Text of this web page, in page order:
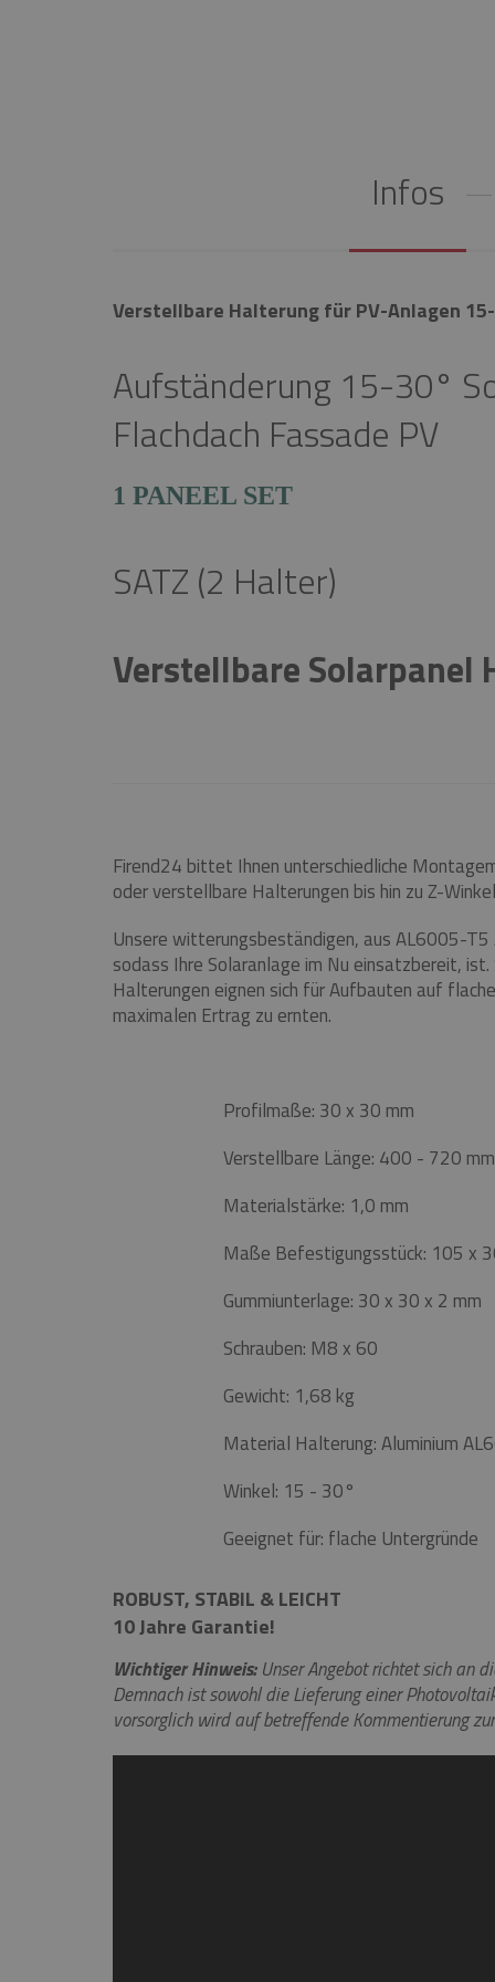
Infos
Verstellbare Halterung für PV-Anlagen
Aufständerung 15-30°
Flachdach Fassade PV
1 PANEEL SET
SATZ (2 Halter)
Verstellbare Solarpanel
Firend24 bittet Ihnen unterschiedliche
oder verstellbare Halterungen bis hin zu Z-
Unsere witterungsbeständigen, aus AL6005-
sodass Ihre Solaranlage im Nu einsatzbereit,
Halterungen eignen sich für Aufbauten auf
maximalen Ertrag zu ernten.
Profilmaße: 30 x 30 mm
Verstellbare Länge: 400 - 720 mm
Materialstärke: 1,0 mm
Maße Befestigungsstück: 105 x
Gummiunterlage: 30 x 30 x 2 mm
Schrauben: M8 x 60
Gewicht: 1,68 kg
Material Halterung: Aluminium
Winkel: 15 - 30°
Geeignet für: flache Untergründe
ROBUST, STABIL & LEICHT
10 Jahre Garantie!
Wichtiger Hinweis: Unser Angebot richtet sich an
Demnach ist sowohl die Lieferung einer
vorsorglich wird auf betreffende Kommentierung